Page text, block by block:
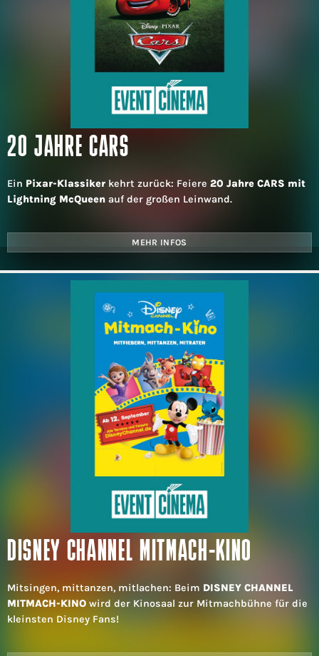
20 JAHRE CARS
Ein Pixar-Klassiker kehrt zurück: Feiere 20 Jahre CARS mit
Lightning McQueen auf der großen Leinwand.
MEHR INFOS
DISNEY CHANNEL MITMACH-KINO
Mitsingen, mittanzen, mitlachen: Beim DISNEY CHANNEL
MITMACH-KINO wird der Kinosaal zur Mitmachbühne für die
kleinsten Disney Fans!